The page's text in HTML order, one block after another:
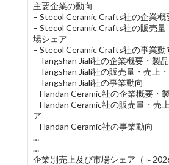
主要企業の動向
– Stecol Ceramic Crafts社の企業概
– Stecol Ceramic Crafts社の販売
場シェア
– Stecol Ceramic Crafts社の事業動
– Tangshan Jiali社の企業概要・製
– Tangshan Jiali社の販売量・売上
– Tangshan Jiali社の事業動向
– Handan Ceramic社の企業概要・
– Handan Ceramic社の販売量・売
ア
– Handan Ceramic社の事業動向
…
…
企業別売上及び市場シェア（～